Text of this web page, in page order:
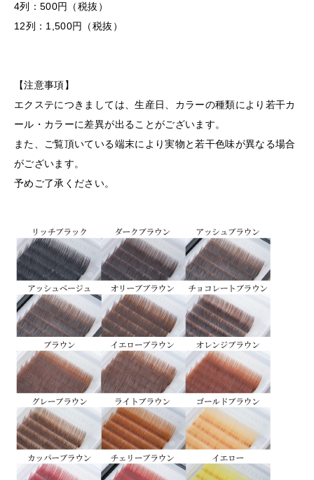
4列：500円（税抜）
12列：1,500円（税抜）
【注意事項】
エクステにつきましては、生産日、カラーの種類により若干カ
ール・カラーに差異が出ることがございます。
また、ご覧頂いている端末により実物と若干色味が異なる場合
がございます。
予めご了承ください。